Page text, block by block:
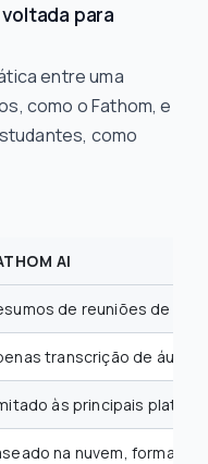
para
entre uma
como o Fathom, e
como
AI
de reuniões de
transcrição de áudio
às principais
na nuvem, formato